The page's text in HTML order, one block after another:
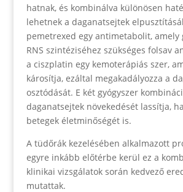
hatnak, és kombinálva különösen
lehetnek a daganatsejtek
pemetrexed egy antimetabolit, amely
RNS szintéziséhez szükséges folsav
a ciszplatin egy kemoterápiás szer,
károsítja, ezáltal megakadályozza a
osztódását. E két gyógyszer
daganatsejtek növekedését lassítja,
betegek életminőségét is.
A tüdőrák kezelésében alkalmazott
egyre inkább előtérbe kerül ez a
klinikai vizsgálatok során kedvező
mutattak.